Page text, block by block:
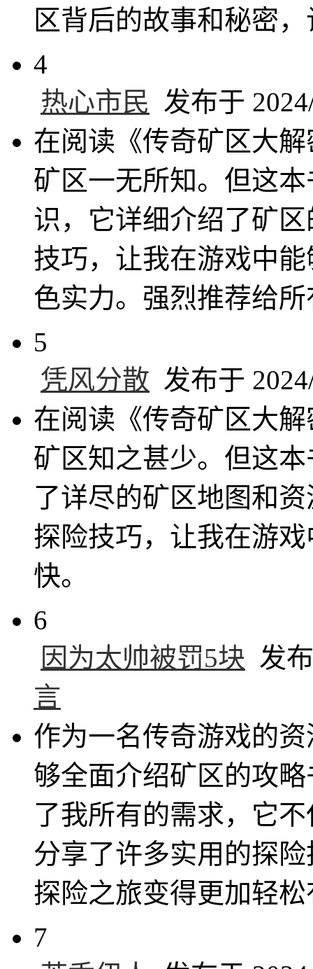
区背后的故事和秘密
4
热心市民 发布于
在阅读《传奇矿区大
矿区一无所知。但这
识，它详细介绍了矿
技巧，让我在游戏中
色实力。强烈推荐给
5
凭风分散 发布于
在阅读《传奇矿区大
矿区知之甚少。但这
了详尽的矿区地图和
探险技巧，让我在游
快。
6
因为太帅被罚5块 发
言
作为一名传奇游戏的
够全面介绍矿区的攻
了我所有的需求，它
分享了许多实用的探
探险之旅变得更加轻
7